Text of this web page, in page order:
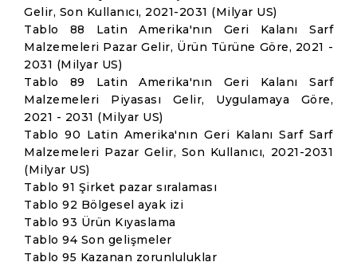
Gelir, Son Kullanıcı, 2021-2031 (Milyar US)
Tablo 88 Latin Amerika'nın Geri Kalanı Sarf
Malzemeleri Pazar Gelir, Ürün Türüne Göre, 2021 -
2031 (Milyar US)
Tablo 89 Latin Amerika'nın Geri Kalanı Sarf
Malzemeleri Piyasası Gelir, Uygulamaya Göre,
2021 - 2031 (Milyar US)
Tablo 90 Latin Amerika'nın Geri Kalanı Sarf Sarf
Malzemeleri Pazar Gelir, Son Kullanıcı, 2021-2031
(Milyar US)
Tablo 91 Şirket pazar sıralaması
Tablo 92 Bölgesel ayak izi
Tablo 93 Ürün Kıyaslama
Tablo 94 Son gelişmeler
Tablo 95 Kazanan zorunluluklar